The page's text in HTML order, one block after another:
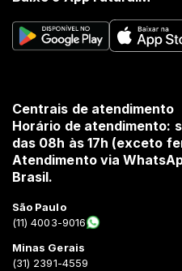
Centrais de atendimento
Horário de atendimento:
das 08h às 17h (exceto
Atendimento via
Brasil.
São Paulo
(11) 4003-9016
Minas Gerais
(31) 2391-4559